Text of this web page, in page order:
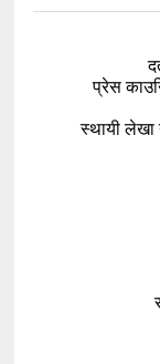
प्रेस
स्थायी लेखा